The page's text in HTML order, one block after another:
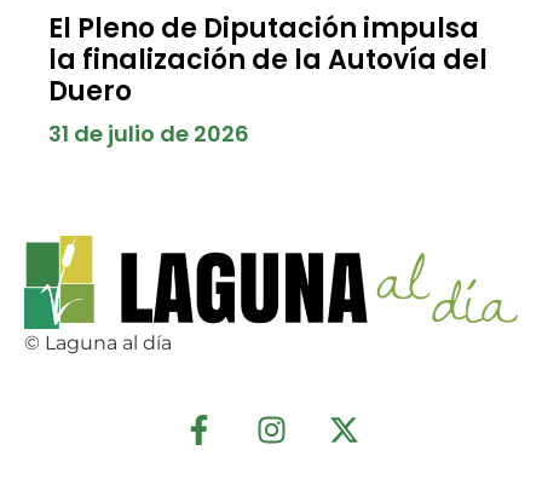
El Pleno de Diputación impulsa
la finalización de la Autovía del
Duero
31 de julio de 2026
© Laguna al día